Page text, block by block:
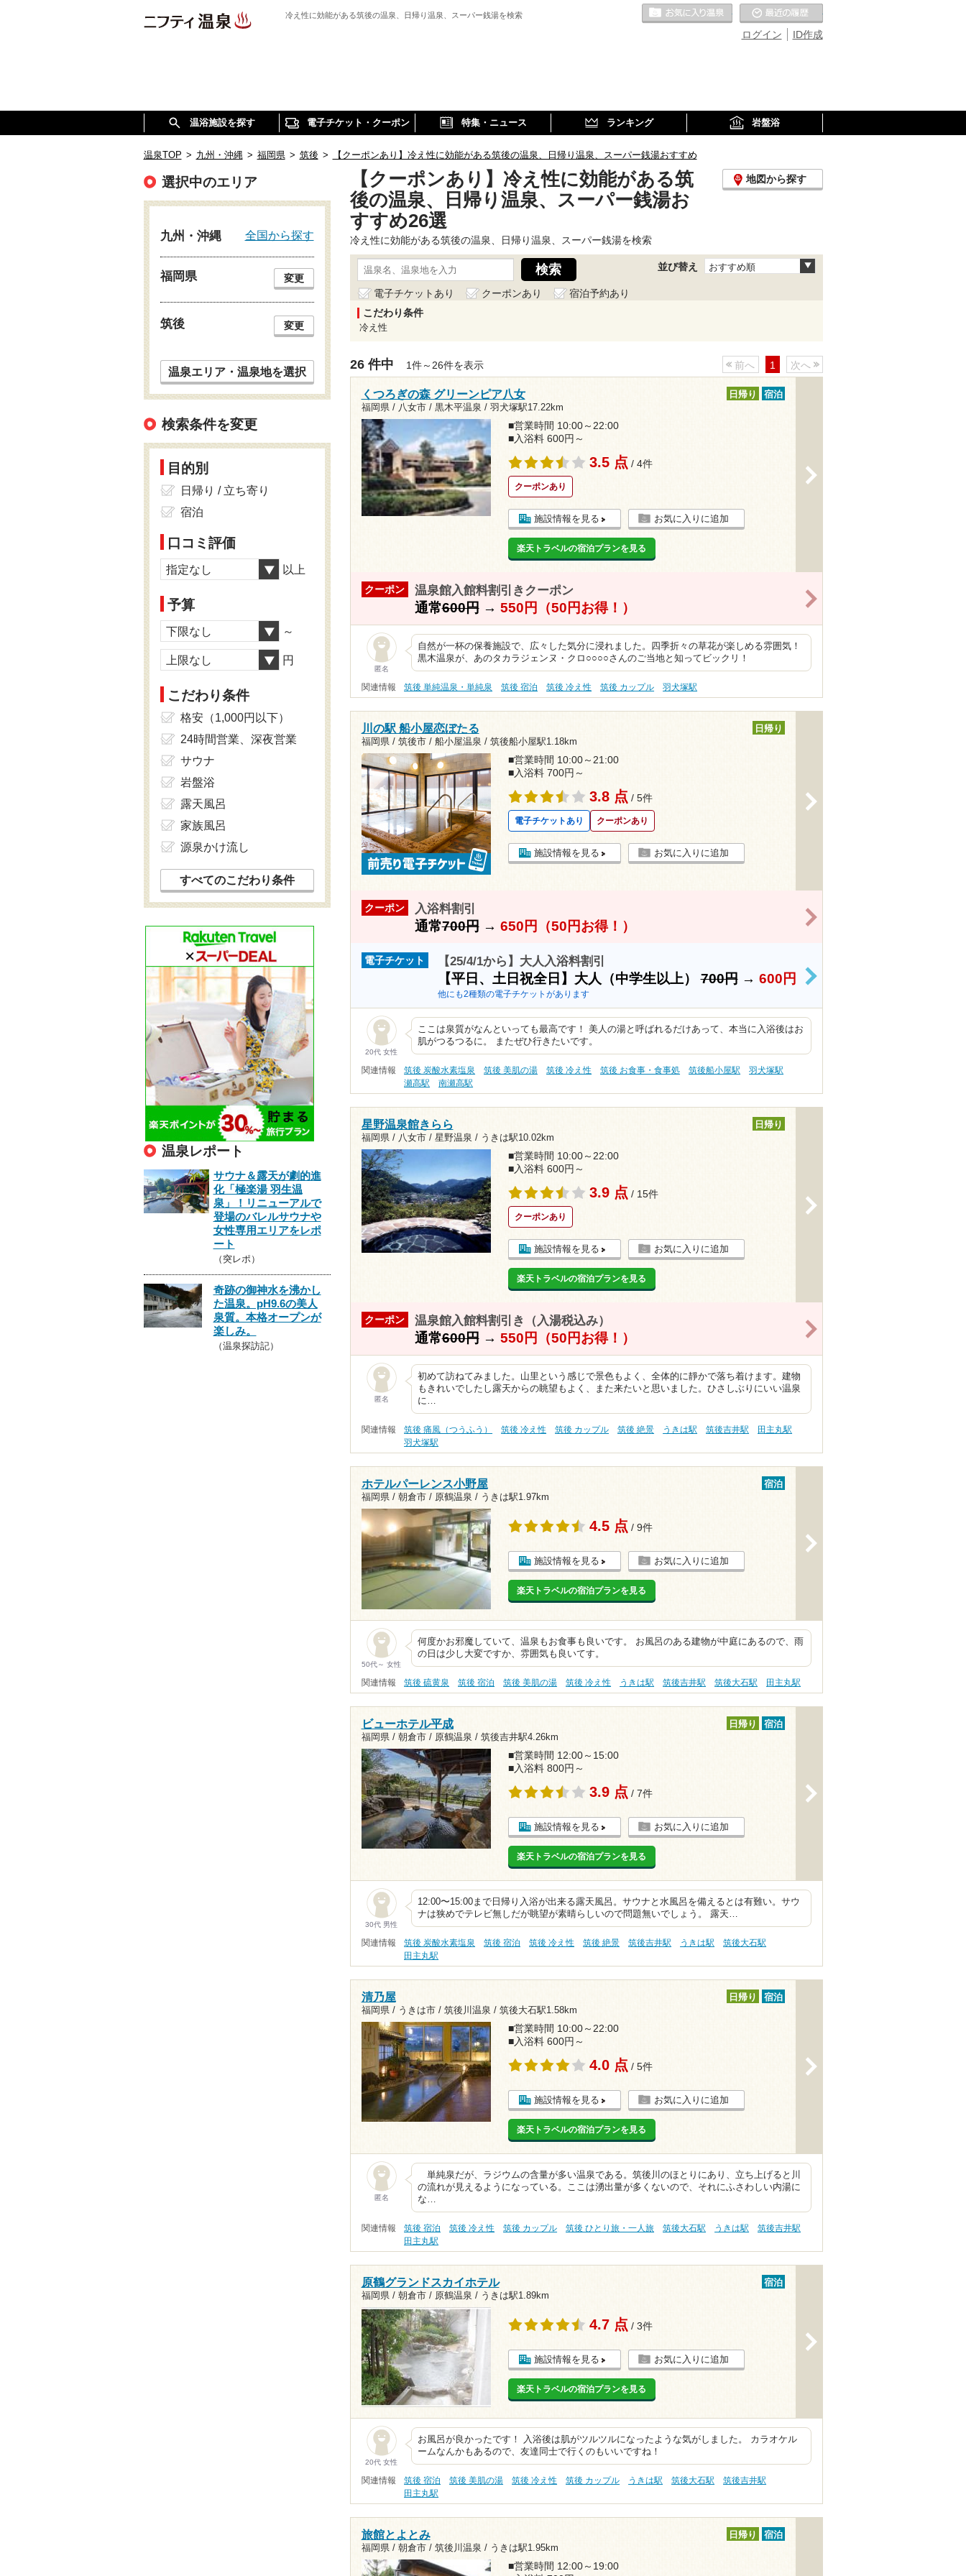
冷え性に効能がある筑後の温泉、日帰り温泉、スーパー銭湯を検索
ID作成
ログイン
お気に入りの温泉
温浴施設を探す 電子チケット・クーポン 特集・ニュース ランキング 岩盤浴
温泉TOP > 九州・沖縄 > 福岡県 > 筑後 > 【クーポンあり】冷え性に効能がある筑後の温泉、日帰り温泉、スーパー銭湯おすすめ
【クーポンあり】冷え性に効能がある筑
後の温泉、日帰り温泉、スーパー銭湯お
すすめ26選
地図から探す
冷え性に効能がある筑後の温泉、日帰り温泉、スーパー銭湯を検索
並び替え おすすめ順
電子チケットあり クーポンあり
宿泊予約あり
こだわり条件
冷え性
26 件中 1件～26件を表示 前へ 1 次へ
くつろぎの森 グリーンピア八女
福岡県 / 八女市 / 黒木平温泉 / 羽犬塚駅17.22km
日帰り 宿泊
■営業時間 10:00～22:00
■入浴料 600円～
3.5 点 / 4件
クーポンあり
施設情報を見る お気に入りに追加
楽天トラベルの宿泊プランを見る
クーポン 温泉館入館料割引きクーポン
通常600円→ 550円（50円お得！）
匿名
自然が一杯の保養施設で、広々した気分に浸れました。四季折々の草花が楽しめる雰囲気！
黒木温泉が、あのタカラジェンヌ・クロ○○○○さんのご当地と知ってビックリ！
関連情報 筑後 単純温泉・単純泉 筑後 宿泊 筑後 冷え性 筑後 カップル 羽犬塚駅
川の駅 船小屋恋ぼたる
福岡県 / 筑後市 / 船小屋温泉 / 筑後船小屋駅1.18km
日帰り
■営業時間 10:00～21:00
■入浴料 700円～
3.8 点 / 5件
電子チケットあり クーポンあり
施設情報を見る お気に入りに追加
クーポン 入浴料割引
通常700円→ 650円（50円お得！）
電子チケット 【25/4/1から】大人入浴料割引
【平日、土日祝全日】大人（中学生以上）700円→ 600円
他にも2種類の電子チケットがあります
>
20代 女性
ここは泉質がなんといっても最高です！ 美人の湯と呼ばれるだけあって、本当に入浴後はお
肌がつるつるに。 またぜひ行きたいです。
関連情報 筑後 炭酸水素塩泉 筑後 美肌の湯 筑後 冷え性 筑後 お食事・食事処 筑後船小屋駅
羽犬塚駅
瀬高駅
南瀬高駅
星野温泉館きらら
福岡県 / 八女市 / 星野温泉 / うきは駅10.02km
日帰り
■営業時間 10:00～22:00
■入浴料 600円～
3.9 点 / 15件
クーポンあり
施設情報を見る お気に入りに追加
楽天トラベルの宿泊プランを見る
クーポン 温泉館入館料割引き（入湯税込み）
通常600円→ 550円（50円お得！）
匿名
初めて訪ねてみました。山里という感じで景色もよく、全体的に靜かで落ち着けます。建物
もきれいでしたし露天からの眺望もよく、また来たいと思いました。ひさしぶりにいい温泉
に…
関連情報 筑後 痛風（つうふう） 筑後 冷え性 筑後 カップル 筑後 絶景 うきは駅 筑後吉井駅
田主丸駅
羽犬塚駅
ホテルパーレンス小野屋
福岡県 / 朝倉市 / 原鶴温泉 / うきは駅1.97km
宿泊
4.5 点 / 9件
施設情報を見る お気に入りに追加
楽天トラベルの宿泊プランを見る
50代～ 女性
何度かお邪魔していて、温泉もお食事も良いです。 お風呂のある建物が中庭にあるので、雨
の日は少し大変ですか、雰囲気も良いてす。
関連情報 筑後 硫黄泉 筑後 宿泊 筑後 美肌の湯 筑後 冷え性 うきは駅 筑後吉井駅 筑後大石駅 田主丸駅
ビューホテル平成
福岡県 / 朝倉市 / 原鶴温泉 / 筑後吉井駅4.26km
日帰り 宿泊
■営業時間 12:00～15:00
■入浴料 800円～
3.9 点 / 7件
施設情報を見る お気に入りに追加
楽天トラベルの宿泊プランを見る
30代 男性
12:00〜15:00まで日帰り入浴が出来る露天風呂。サウナと水風呂を備えるとは有難い。サウ
ナは狭めでテレビ無しだが眺望が素晴らしいので問題無いでしょう。 露天…
関連情報 筑後 炭酸水素塩泉 筑後 宿泊 筑後 冷え性 筑後 絶景 筑後吉井駅 うきは駅
筑後大石駅
田主丸駅
清乃屋
福岡県 / うきは市 / 筑後川温泉 / 筑後大石駅1.58km
日帰り 宿泊
■営業時間 10:00～22:00
■入浴料 600円～
4.0 点 / 5件
施設情報を見る お気に入りに追加
楽天トラベルの宿泊プランを見る
匿名
単純泉だが、ラジウムの含量が多い温泉である。筑後川のほとりにあり、立ち上げると川
の流れが見えるようになっている。ここは湧出量が多くないので、それにふさわしい内湯に
な…
関連情報 筑後 宿泊 筑後 冷え性 筑後 カップル 筑後 ひとり旅・一人旅 筑後大石駅 うきは駅
筑後吉井駅
田主丸駅
原鶴グランドスカイホテル
福岡県 / 朝倉市 / 原鶴温泉 / うきは駅1.89km
宿泊
4.7 点 / 3件
施設情報を見る お気に入りに追加
楽天トラベルの宿泊プランを見る
20代 女性
お風呂が良かったです！ 入浴後は肌がツルツルになったような気がしました。 カラオケル
ームなんかもあるので、友達同士で行くのもいいですね！
関連情報 筑後 宿泊 筑後 美肌の湯 筑後 冷え性 筑後 カップル うきは駅 筑後大石駅
筑後吉井駅
田主丸駅
旅館とよとみ
福岡県 / 朝倉市 / 筑後川温泉 / うきは駅1.95km
日帰り 宿泊
■営業時間 12:00～19:00
選択中のエリア
九州・沖縄 全国から探す
福岡県 変更
筑後 変更
温泉エリア・温泉地を選択
検索条件を変更
目的別
日帰り / 立ち寄り
宿泊
口コミ評価
指定なし 以上
予算
下限なし ～
上限なし 円
こだわり条件
格安（1,000円以下）
24時間営業、深夜営業
サウナ
岩盤浴
露天風呂
家族風呂
源泉かけ流し
すべてのこだわり条件
温泉レポート
サウナ＆露天が劇的進
化「極楽湯 羽生温
泉」！リニューアルで
登場のバレルサウナや
女性専用エリアをレポ
ート
（突レポ）
奇跡の御神水を沸かし
た温泉。pH9.6の美人
泉質。本格オープンが
楽しみ。
（温泉探訪記）